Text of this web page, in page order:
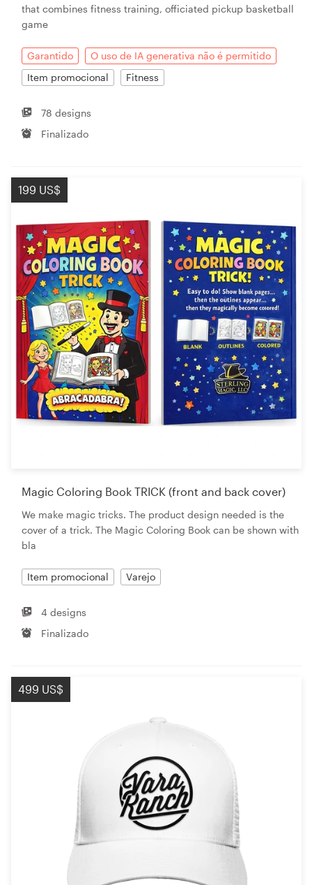
that combines fitness training, officiated pickup basketball
game
Garantido
O uso de IA generativa não é permitido
Item promocional
Fitness
78 designs
Finalizado
199 US$
Magic Coloring Book TRICK (front and back cover)
We make magic tricks. The product design needed is the
cover of a trick. The Magic Coloring Book can be shown with
bla
Item promocional Varejo
4 designs
Finalizado
499 US$